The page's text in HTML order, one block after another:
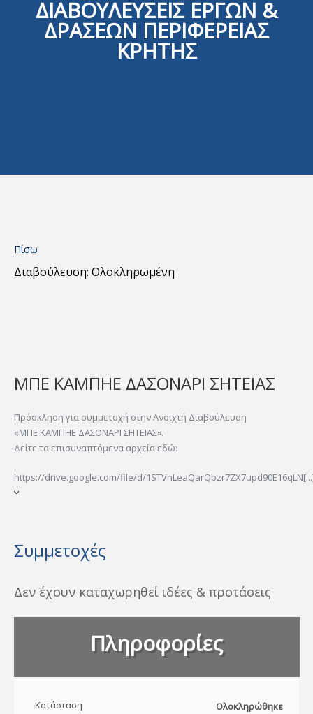
ΔΙΑΒΟΥΛΕΥΣΕΙΣ ΕΡΓΩΝ &
ΔΡΑΣΕΩΝ ΠΕΡΙΦΕΡΕΙΑΣ
ΚΡΗΤΗΣ
Πίσω
Διαβούλευση: Ολοκληρωμένη
ΜΠΕ ΚΑΜΠΗΕ ΔΑΣΟΝΑΡΙ ΣΗΤΕΙΑΣ
Πρόσκληση για συμμετοχή στην Ανοιχτή Διαβούλευση
«ΜΠΕ ΚΑΜΠΗΕ ΔΑΣΟΝΑΡΙ ΣΗΤΕΙΑΣ».
Δείτε τα επισυναπτόμενα αρχεία εδώ:
https://drive.google.com/file/d/
Συμμετοχές
Δεν έχουν καταχωρηθεί ιδέες & προτάσεις
Πληροφορίες
Κατάσταση
Ολοκληρώθηκε